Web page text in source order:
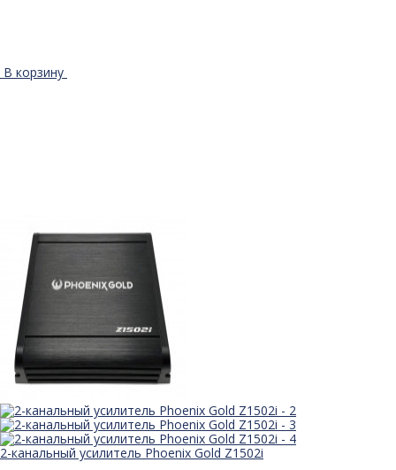
В корзину
2-канальный усилитель Phoenix Gold Z1502i